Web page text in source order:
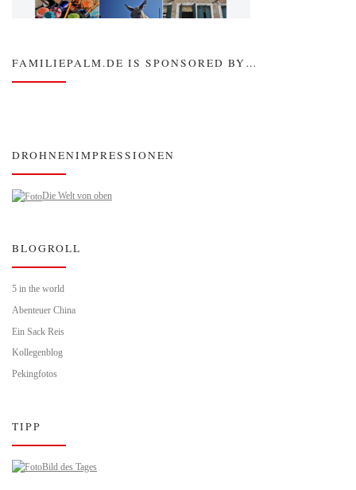
FAMILIEPALM.DE IS SPONSORED BY…
DROHNENIMPRESSIONEN
Die Welt von oben
BLOGROLL
5 in the world
Abenteuer China
Ein Sack Reis
Kollegenblog
Pekingfotos
TIPP
Bild des Tages